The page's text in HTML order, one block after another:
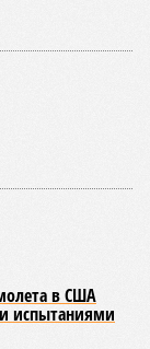
Индонезию,
Америки.
на очень
Не
в Нью-
и вполне
примеру, в
пошли
волны. Итог –